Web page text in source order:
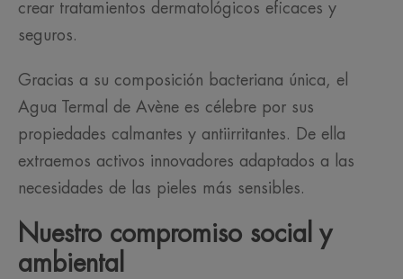
crear tratamientos dermatológicos eficaces y
seguros.
Gracias a su composición bacteriana única, el
Agua Termal de Avène es célebre por sus
propiedades calmantes y antiirritantes. De ella
extraemos activos innovadores adaptados a las
necesidades de las pieles más sensibles.
Nuestro compromiso social y
ambiental